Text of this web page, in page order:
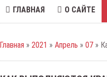
ГЛАВНАЯ О САЙТЕ
Главная »2021 » Апрель » 07 »